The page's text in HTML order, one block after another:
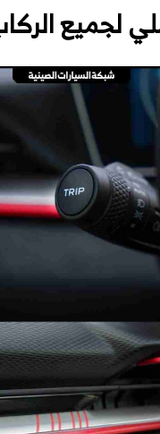
لجميع